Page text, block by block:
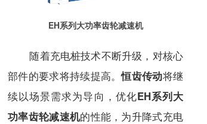
EH系列大功率齿轮减速机
随着充电桩技术不断升级，对核心
部件的要求将持续提高。恒齿传动将继
续以场景需求为导向，优化EH系列大
功率齿轮减速机的性能，为升降式充电